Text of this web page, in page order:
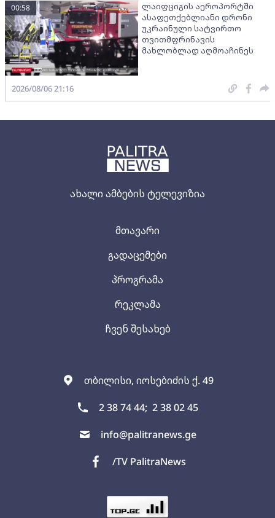
ახალი ამბების ტელევიზია
თბილისი, იოსებიძის ქ. 49
2 38 74 44; 2 38 02 45
info@palitranews.ge
/TV PalitraNews
მთავარი
გადაცემები
პროგრამა
რეკლამა
ჩვენ შესახებ
ლაიფციგის აეროპორტში
ასაფეთქებლიანი დრონი
უკრაინული სატვირთო
თვითმფრინავის
მახლობლად აღმოაჩინეს
00:58
2026/08/06 21:16